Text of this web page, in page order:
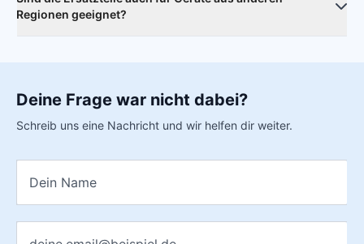
Regionen geeignet?
Bei Samsung erkennt man das an der Modellnummer. In
das Samsung Galaxy S26.
So findet ihr eure Modellnummer:Einstellungen →
Geräteinformationen → Modellnummer
Deine Frage war nicht dabei?
Schreib uns eine Nachricht und wir helfen dir weiter.